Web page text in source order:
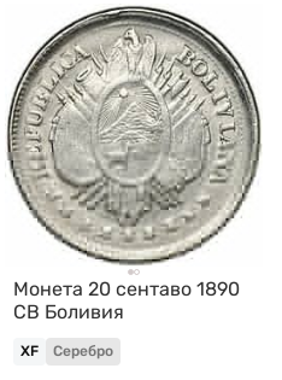
Монета 20 сентаво 1890
CB Боливия
XF Серебро